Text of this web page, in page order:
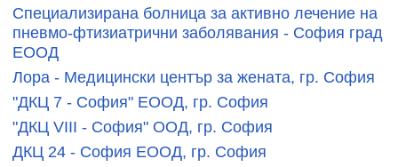
Специализирана болница за активно лечение на
пневмо-фтизиатрични заболявания - София град
ЕООД
Лора - Медицински център за жената, гр. София
"ДКЦ 7 - София" ЕООД, гр. София
"ДКЦ VIII - София" ООД, гр. София
ДКЦ 24 - София ЕООД, гр. София